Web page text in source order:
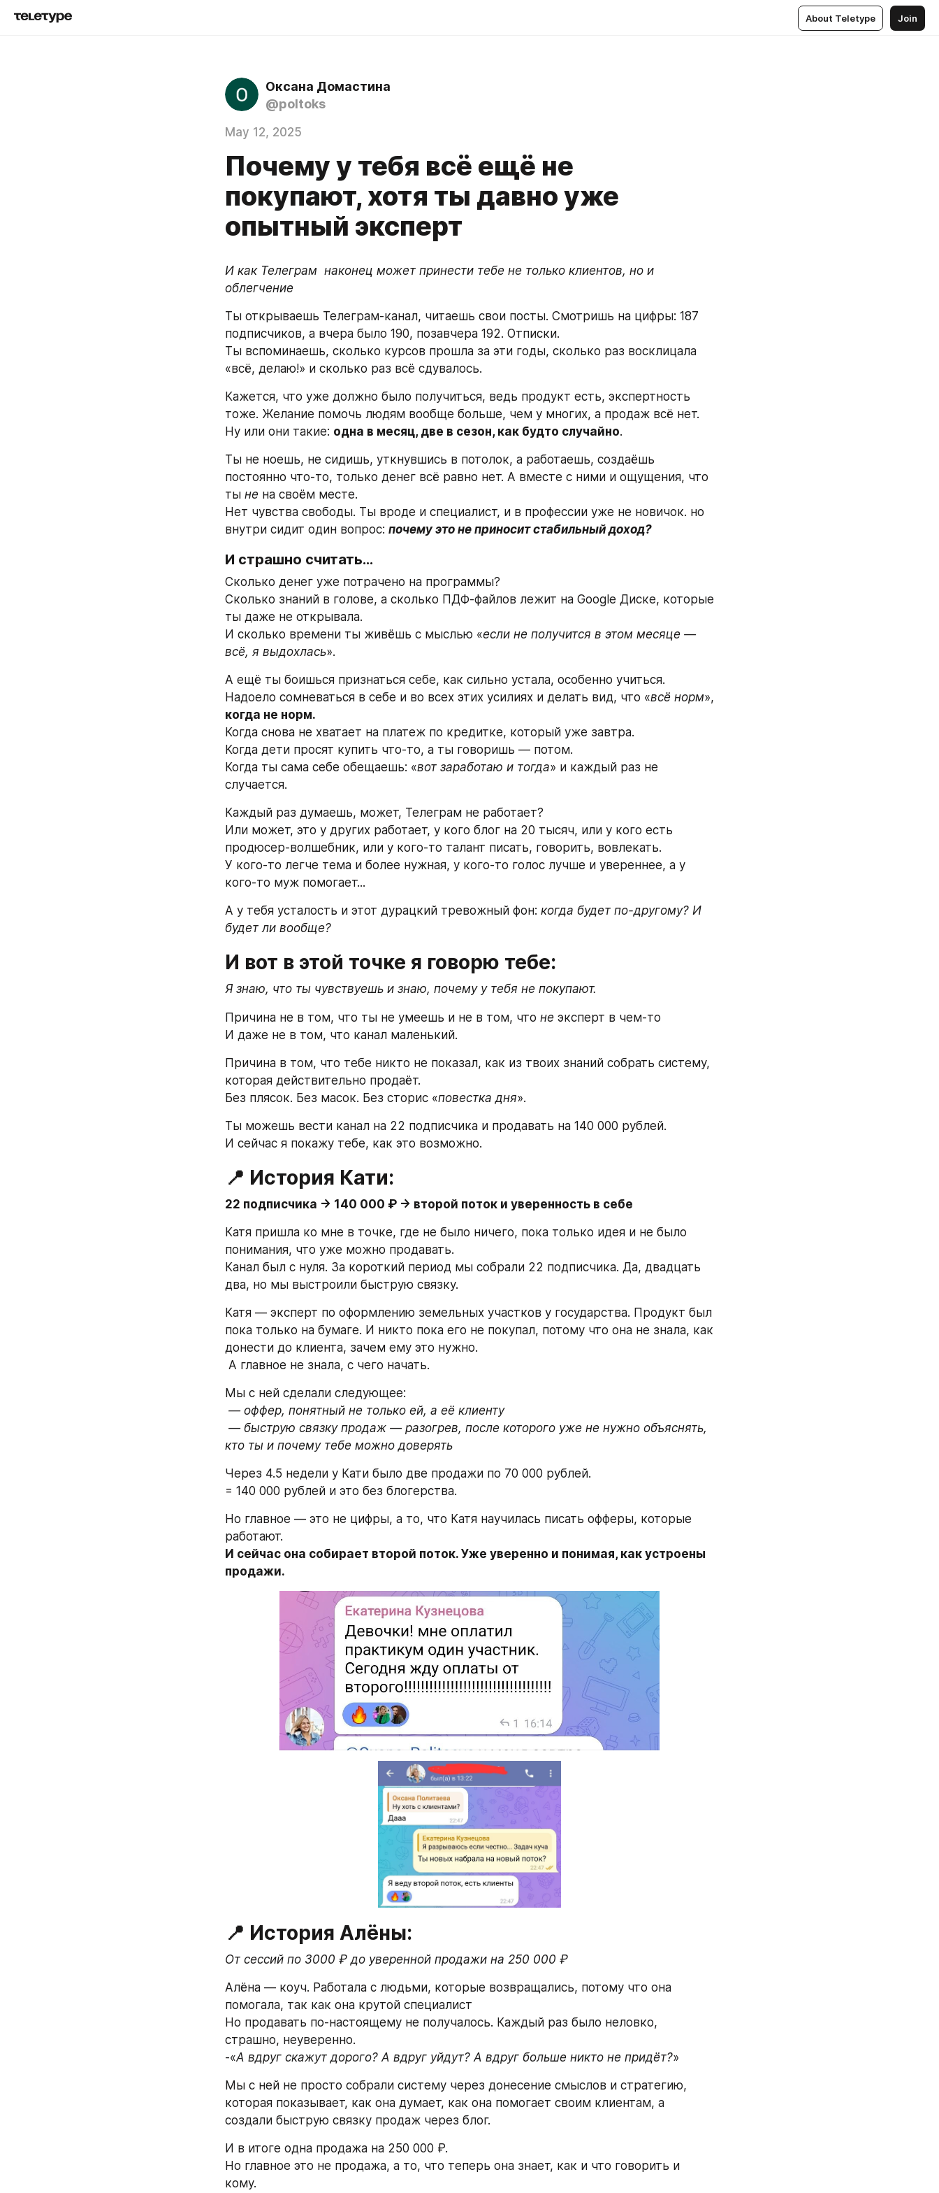
About Teletype Join
Оксана Домастина
@poltoks
May 12, 2025
Почему у тебя всё ещё не
покупают, хотя ты давно уже
опытный эксперт
И как Телеграм  наконец может принести тебе не только клиентов, но и
облегчение
Ты открываешь Телеграм-канал, читаешь свои посты. Смотришь на цифры: 187
подписчиков, а вчера было 190, позавчера 192. Отписки.
Ты вспоминаешь, сколько курсов прошла за эти годы, сколько раз восклицала
«всё, делаю!» и сколько раз всё сдувалось.
Кажется, что уже должно было получиться, ведь продукт есть, экспертность
тоже. Желание помочь людям вообще больше, чем у многих, а продаж всё нет.
Ну или они такие: одна в месяц, две в сезон, как будто случайно.
Ты не ноешь, не сидишь, уткнувшись в потолок, а работаешь, создаёшь
постоянно что-то, только денег всё равно нет. А вместе с ними и ощущения, что
ты не на своём месте.
Нет чувства свободы. Ты вроде и специалист, и в профессии уже не новичок. но
внутри сидит один вопрос: почему это не приносит стабильный доход?
И страшно считать…
Сколько денег уже потрачено на программы?
Сколько знаний в голове, а сколько ПДФ-файлов лежит на Google Диске, которые
ты даже не открывала.
И сколько времени ты живёшь с мыслью «если не получится в этом месяце —
всё, я выдохлась».
А ещё ты боишься признаться себе, как сильно устала, особенно учиться.
Надоело сомневаться в себе и во всех этих усилиях и делать вид, что «всё норм
когда не норм.
Когда снова не хватает на платеж по кредитке, который уже завтра.
Когда дети просят купить что-то, а ты говоришь — потом.
Когда ты сама себе обещаешь: «вот заработаю и тогда» и каждый раз не
случается.
Каждый раз думаешь, может, Телеграм не работает?
Или может, это у других работает, у кого блог на 20 тысяч, или у кого есть
продюсер-волшебник, или у кого-то талант писать, говорить, вовлекать.
У кого-то легче тема и более нужная, у кого-то голос лучше и увереннее, а у
кого-то муж помогает...
А у тебя усталость и этот дурацкий тревожный фон: когда будет по-другому? И
будет ли вообще?
И вот в этой точке я говорю тебе:
Я знаю, что ты чувствуешь и знаю, почему у тебя не покупают.
Причина не в том, что ты не умеешь и не в том, что не эксперт в чем-то
И даже не в том, что канал маленький.
Причина в том, что тебе никто не показал, как из твоих знаний собрать систему,
которая действительно продаёт.
Без плясок. Без масок. Без сторис «повестка дня».
Ты можешь вести канал на 22 подписчика и продавать на 140 000 рублей.
И сейчас я покажу тебе, как это возможно.
📍 История Кати:
22 подписчика → 140 000 ₽ → второй поток и уверенность в себе
Катя пришла ко мне в точке, где не было ничего, пока только идея и не было
понимания, что уже можно продавать.
Канал был с нуля. За короткий период мы собрали 22 подписчика. Да, двадцать
два, но мы выстроили быструю связку.
Катя — эксперт по оформлению земельных участков у государства. Продукт был
пока только на бумаге. И никто пока его не покупал, потому что она не знала, как
донести до клиента, зачем ему это нужно.
А главное не знала, с чего начать.
Мы с ней сделали следующее:
— оффер, понятный не только ей, а её клиенту
кто ты и почему тебе можно доверять
Через 4.5 недели у Кати было две продажи по 70 000 рублей.
= 140 000 рублей и это без блогерства.
Но главное — это не цифры, а то, что Катя научилась писать офферы, которые
работают.
И сейчас она собирает второй поток. Уже уверенно и понимая, как устроены
продажи.
📍 История Алёны:
От сессий по 3000 ₽ до уверенной продажи на 250 000 ₽
Алёна — коуч. Работала с людьми, которые возвращались, потому что она
помогала, так как она крутой специалист
Но продавать по-настоящему не получалось. Каждый раз было неловко,
страшно, неуверенно.
-«А вдруг скажут дорого? А вдруг уйдут? А вдруг больше никто не придёт?»
Мы с ней не просто собрали систему через донесение смыслов и стратегию,
которая показывает, как она думает, как она помогает своим клиентам, а
создали быструю связку продаж через блог.
И в итоге одна продажа на 250 000 ₽.
Но главное это не продажа, а то, что теперь она знает, как и что говорить и
кому.